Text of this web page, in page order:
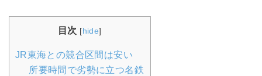
目次 [hide]
JR東海との競合区間は安い
所要時間で劣勢に立つ名鉄